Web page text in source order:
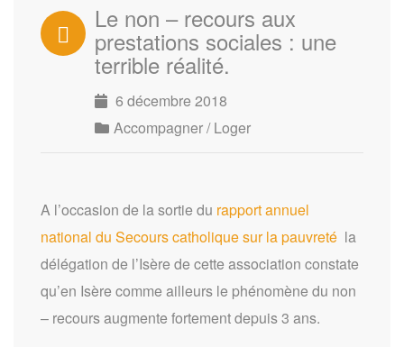
Le non – recours aux
prestations sociales : une
terrible réalité.
6 décembre 2018
Accompagner / Loger
A l’occasion de la sortie du rapport annuel
national du Secours catholique sur la pauvreté la
délégation de l’Isère de cette association constate
qu’en Isère comme ailleurs le phénomène du non
– recours augmente fortement depuis 3 ans.